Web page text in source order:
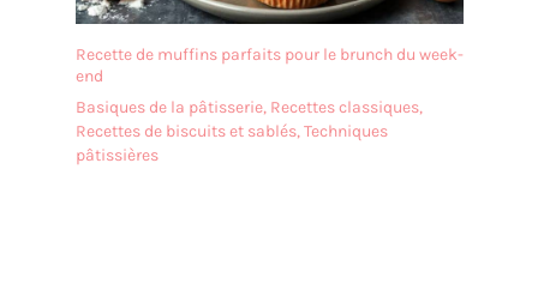
Recette de muffins parfaits pour le brunch du week-
end
Basiques de la pâtisserie, Recettes classiques,
Recettes de biscuits et sablés,Techniques
pâtissières